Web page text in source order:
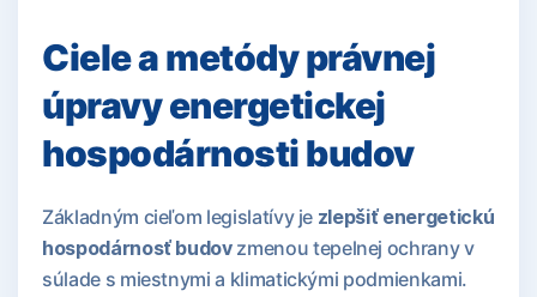
Ciele a metódy právnej
úpravy energetickej
hospodárnosti budov
Základným cieľom legislatívy je zlepšiť energetickú
hospodárnosť budovzmenou tepelnej ochrany v
súlade s miestnymi a klimatickými podmienkami.